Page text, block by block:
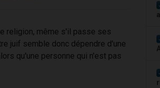
religion, même s'il passe ses
juif semble donc dépendre d'une
qu'une personne qui n'est pas